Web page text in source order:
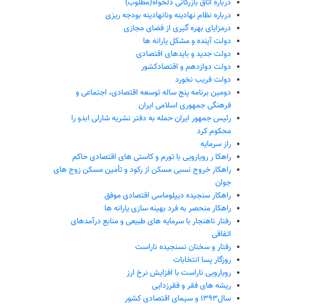
درباره اتاق بازرگانی دلخواه(مطلوب)
درباره نظام نهادینه ونانهادینه بودجه ریزی
درمزایای بهره گیری از فضای مجازی
دولت آینده و مشکل یارانه ها
دولت جدید و بایدهای اقتصادی
دولت دوازدهم و اقتصادکشور
دولت فریب نخورد
دومین برنامه پنج ساله توسعه اقتصادی، اجتماعی و
فرهنگی جمهوری اسلامی ایران
رئیس جمهور ایران حمله به دفتر نشریه‌ شارلی ابدو را
محکوم کرد
راز سرمایه
راهکا ر رویارویی با تورم و کاستى هاى اقتصادى حاکم
راهکار خروج نسبی مسکن از رکود و تأمین مسکن زوج هاى
جوان
راهکار سنجیده دیپلوماسی اقتصادی موفق
راهکار منحصر به فرد بهینه سازی یارانه ها
رفتار ناهنجار با سرمایه های طبیعی و منابع درآمدهای
اتفاقی
رفتار و سخنان نسنجیده ناراست
روزگار پسا انتخابات
رویارویی ناراست با افزایش نرخ ارز
ریشه های فقر و فقرزدایی
سال1393 و سیمای اقتصادی کشور